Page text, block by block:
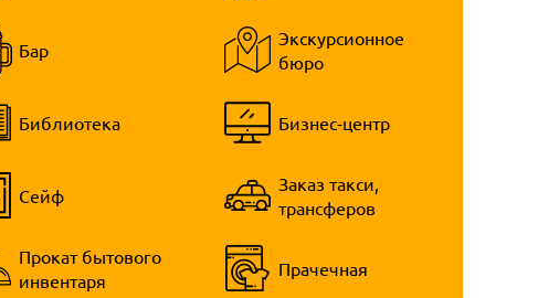
Бар
Экскурсионное
бюро
Библиотека Бизнес-центр
Сейф
Заказ такси,
трансферов
Прокат бытового
инвентаря
Прачечная